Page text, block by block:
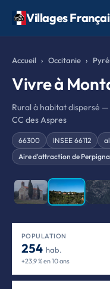
Villages
Accueil Occitanie
Vivre à
Rural à habitat dispersé
CC des Aspres
66300 INSEE 66112
Aire d'attraction de
POPULATION
254 hab.
+23,9 % en 10 ans